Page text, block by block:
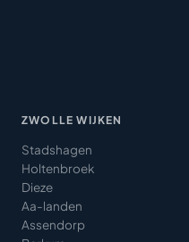
ZWOLLE WIJKEN
Stadshagen
Holtenbroek
Dieze
Aa-landen
Assendorp